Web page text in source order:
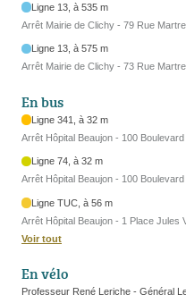
Ligne 13, à 535 m
Arrêt Mairie de Clichy - 79 Rue Martre
Ligne 13, à 575 m
Arrêt Mairie de Clichy - 73 Rue Martre
En bus
Ligne 341, à 32 m
Arrêt Hôpital Beaujon - 100
Ligne 74, à 32 m
Arrêt Hôpital Beaujon - 100
Ligne TUC, à 56 m
Arrêt Hôpital Beaujon - 1 Place Jules
Voir tout
En vélo
Professeur René Leriche - Général